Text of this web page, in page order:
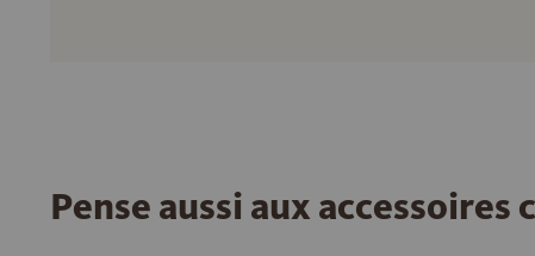
Pense aussi aux